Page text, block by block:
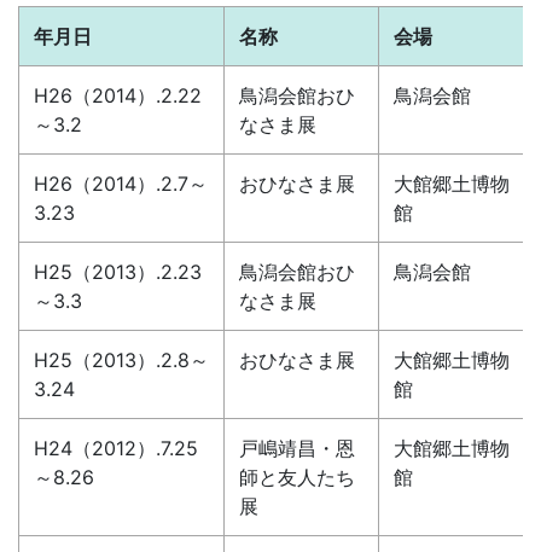
年月日 名称 会場
H26（2014）.2.22
～3.2
鳥潟会館おひ
なさま展
鳥潟会館
H26（2014）.2.7～
3.23
おひなさま展
大館郷土博物
館
H25（2013）.2.23
～3.3
鳥潟会館おひ
なさま展
鳥潟会館
H25（2013）.2.8～
3.24
おひなさま展
大館郷土博物
館
H24（2012）.7.25
～8.26
戸嶋靖昌・恩
師と友人たち
展
大館郷土博物
館